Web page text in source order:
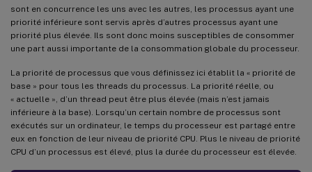
sont en concurrence les uns avec les autres, les processus ayant une
priorité inférieure sont servis après d’autres processus ayant une
priorité plus élevée. Ils sont donc moins susceptibles de consommer
une part aussi importante de la consommation globale du processeur.
La priorité de processus que vous définissez ici établit la « priorité de
base » pour tous les threads du processus. La priorité réelle, ou
« actuelle », d’un thread peut être plus élevée (mais n’est jamais
inférieure à la base). Lorsqu’un certain nombre de processus sont
exécutés sur un ordinateur, le temps du processeur est partagé entre
eux en fonction de leur niveau de priorité CPU. Plus le niveau de priorité
CPU d’un processus est élevé, plus la durée du processeur est élevée.